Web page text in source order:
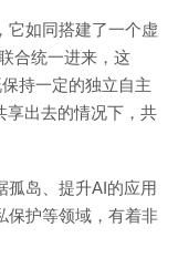
它如同搭建了一个虚
合统一进来，这
持一定的独立自主
享出去的情况下，共
孤岛、提升AI的应用
保护等领域，有着非